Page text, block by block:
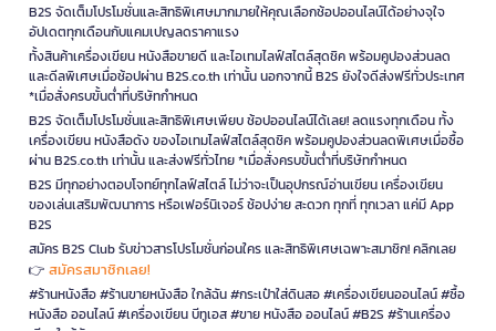
B2S จัดเต็มโปรโมชั่นและสิทธิพิเศษมากมายให้คุณเลือกช้อปออนไลน์ได้อย่างจุใจ
อัปเดตทุกเดือนกับแคมเปญลดราคาแรง
ทั้งสินค้าเครื่องเขียน หนังสือขายดี และไอเทมไลฟ์สไตล์สุดชิค พร้อมคูปองส่วนลด
และดีลพิเศษเมื่อช้อปผ่าน B2S.co.th เท่านั้น นอกจากนี้ B2S ยังใจดีส่งฟรีทั่วประเทศ
*เมื่อสั่งครบขั้นต่ำที่บริษัทกำหนด
B2S จัดเต็มโปรโมชั่นและสิทธิพิเศษเพียบ ช้อปออนไลน์ได้เลย! ลดแรงทุกเดือน ทั้ง
เครื่องเขียน หนังสือดัง ของไอเทมไลฟ์สไตล์สุดชิค พร้อมคูปองส่วนลดพิเศษเมื่อซื้อ
ผ่าน B2S.co.th เท่านั้น และส่งฟรีทั่วไทย *เมื่อสั่งครบขั้นต่ำที่บริษัทกำหนด
B2S มีทุกอย่างตอบโจทย์ทุกไลฟ์สไตล์ ไม่ว่าจะเป็นอุปกรณ์อ่านเขียน เครื่องเขียน
ของเล่นเสริมพัฒนาการ หรือเฟอร์นิเจอร์ ช้อปง่าย สะดวก ทุกที่ ทุกเวลา แค่มี App
B2S
สมัคร B2S Club รับข่าวสารโปรโมชั่นก่อนใคร และสิทธิพิเศษเฉพาะสมาชิก! คลิกเลย
👉 สมัครสมาชิกเลย!
#ร้านหนังสือ #ร้านขายหนังสือ ใกล้ฉัน #กระเป๋าใส่ดินสอ #เครื่องเขียนออนไลน์ #ซื้อ
หนังสือ ออนไลน์ #เครื่องเขียน บีทูเอส #ขาย หนังสือ ออนไลน์ #B2S #ร้านเครื่อง